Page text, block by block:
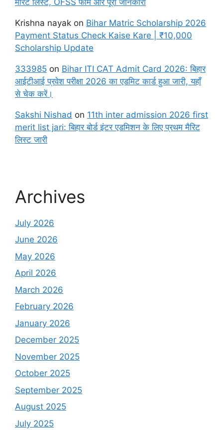
Krishna nayak on Bihar Matric Scholarship 2026
Payment Status Check Kaise Kare | ₹10,000
Scholarship Update
333985 on Bihar ITI CAT Admit Card 2026: बिहार
आईटीआई प्रवेश परीक्षा 2026 का एडमिट कार्ड हुआ जारी, यहाँ
से चेक करें।
Sakshi Nishad on 11th inter admission 2026 first
merit list jari: बिहार बोर्ड इंटर एडमिशन के लिए प्रथम मैरिट
लिस्ट जारी
Archives
July 2026
June 2026
May 2026
April 2026
March 2026
February 2026
January 2026
December 2025
November 2025
October 2025
September 2025
August 2025
July 2025